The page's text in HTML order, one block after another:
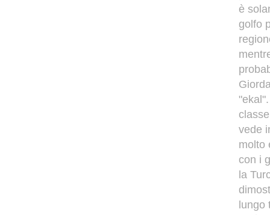
è
golfo
vede
molto
con i
la